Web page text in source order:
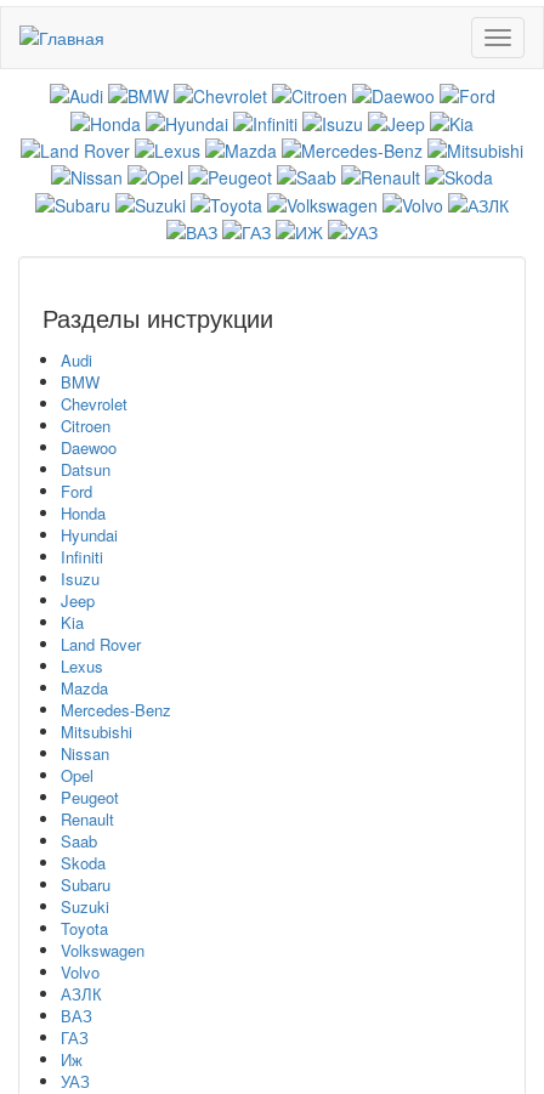
основному
содержанию
Разделы инструкции
Audi
BMW
Chevrolet
Citroen
Daewoo
Datsun
Ford
Honda
Hyundai
Infiniti
Isuzu
Jeep
Kia
Land Rover
Lexus
Mazda
Mercedes-Benz
Mitsubishi
Nissan
Opel
Peugeot
Renault
Saab
Skoda
Subaru
Suzuki
Toyota
Volkswagen
Volvo
АЗЛК
ВАЗ
ГАЗ
Иж
УАЗ